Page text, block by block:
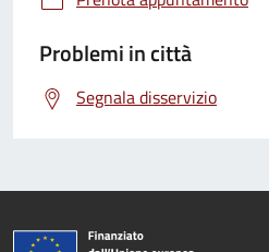
Problemi in città
Segnala disservizio